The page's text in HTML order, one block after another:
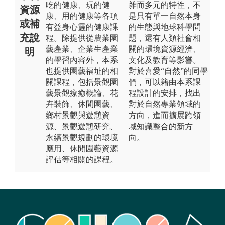
資源
或補
充說
明
吃的健康、玩的健
康、用的健康等各項
有益身心靈的健康課
程。除提供從農業園
藝產業、企業生產業
的學習內容外，本系
也提供園藝福址的相
關課程，包括景觀園
藝景觀療癒概論、花
卉裝飾、休閒園藝、
鄉村景觀與遊憩資
源、景觀遊憩研究、
永續景觀規劃的環境
應用、休閒園藝資源
評估等相關的課程。
雜而多元的特性，不
是只有單一自然本身
的生態與地球科學問
題，還有人類社會相
關的環境資源經濟、
文化及教育等影響。
對於喜愛“自然”的同學
們，可以籍由本系課
程設計的安排，找出
對於自然專業領域的
方向，進而擴展跨領
域知識整合的新方
向。